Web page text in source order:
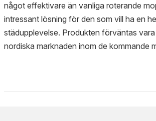
något effektivare än vanliga roterande
intressant lösning för den som vill ha en
städupplevelse. Produkten förväntas vara
nordiska marknaden inom de kommande